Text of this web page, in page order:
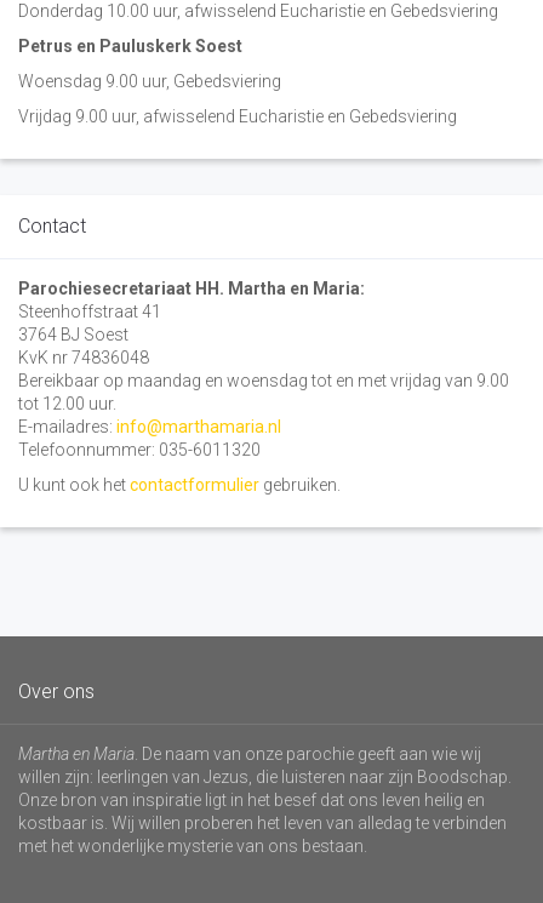
Donderdag 10.00 uur, afwisselend Eucharistie en Gebedsviering
Petrus en Pauluskerk Soest
Woensdag 9.00 uur, Gebedsviering
Vrijdag 9.00 uur, afwisselend Eucharistie en Gebedsviering
Contact
Parochiesecretariaat HH. Martha en Maria:
Steenhoffstraat 41
3764 BJ Soest
KvK nr 74836048
Bereikbaar op maandag en woensdag tot en met vrijdag van 9.00
tot 12.00 uur.
E-mailadres: info@marthamaria.nl
Telefoonnummer: 035-6011320
U kunt ook hetcontactformulier gebruiken.
Over ons
Martha en Maria . De naam van onze parochie geeft aan wie wij
willen zijn: leerlingen van Jezus, die luisteren naar zijn Boodschap.
Onze bron van inspiratie ligt in het besef dat ons leven heilig en
kostbaar is. Wij willen proberen het leven van alledag te verbinden
met het wonderlijke mysterie van ons bestaan.